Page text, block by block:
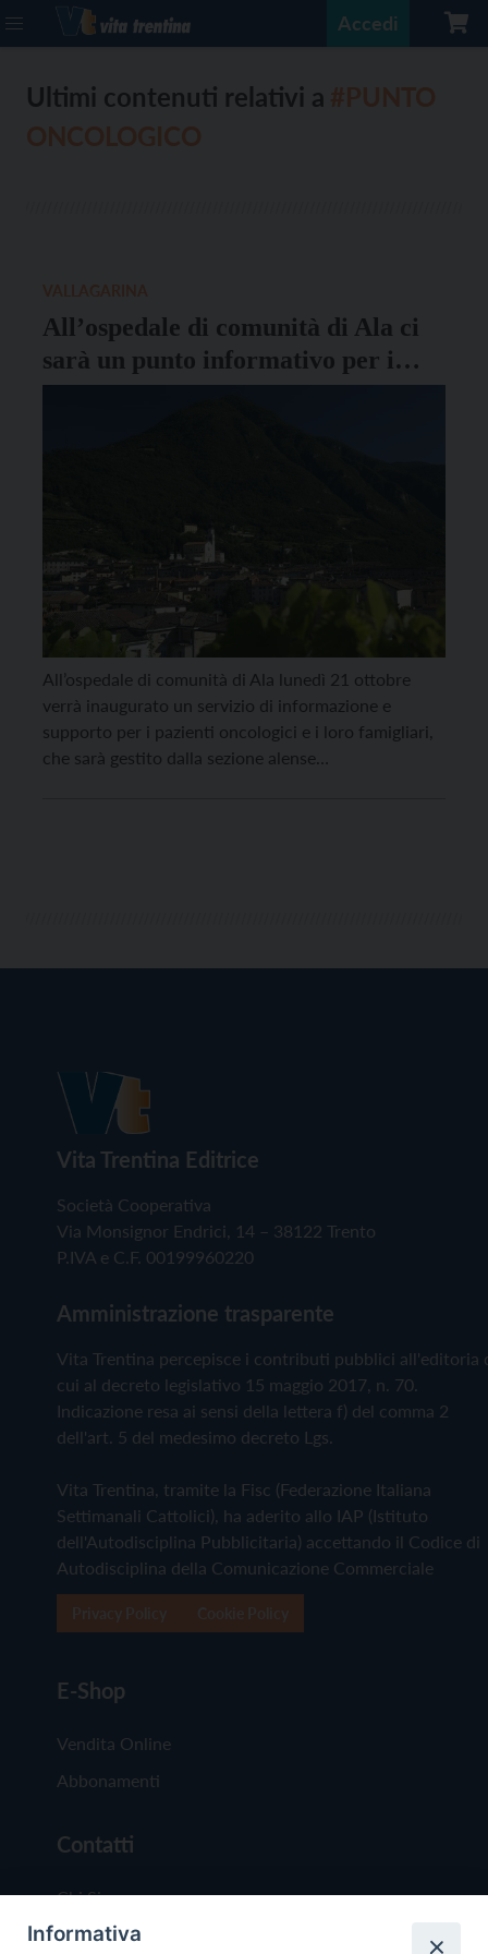
Accedi
Ultimi contenuti relativi a
All’ospedale di comunità di Ala ci
sarà un punto informativo per i
pazienti oncologici
All’ospedale di comunità di Ala lunedì 21 ottobre
verrà inaugurato un servizio di informazione e
supporto per i pazienti oncologici e i loro famigliari,
che sarà gestito dalla sezione alense
Vita Trentina Editrice
Società Cooperativa
Via Monsignor Endrici, 14 – 38122 Trento
P.IVA e C.F. 00199960220
Amministrazione trasparente
Vita Trentina percepisce i contributi pubblici all'editoria
cui al decreto legislativo 15 maggio 2017, n. 70.
Indicazione resa ai sensi della lettera f) del comma 2
dell'art. 5 del medesimo decreto Lgs.
Vita Trentina, tramite la Fisc (Federazione Italiana
Settimanali Cattolici), ha aderito allo IAP (Istituto
dell'Autodisciplina Pubblicitaria) accettando il Codice di
Autodisciplina della Comunicazione Commerciale
E-Shop
Vendita Online
Abbonamenti
Contatti
Chi Siamo
Redazione
Informativa